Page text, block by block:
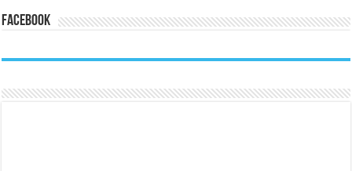
Facebook